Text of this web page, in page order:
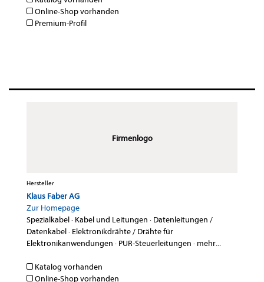
Online-Shop vorhanden
Premium-Profil
Firmenlogo
Hersteller
Klaus Faber AG
Zur Homepage
Spezialkabel· Kabel und Leitungen · Datenleitungen /
Datenkabel· Elektronikdrähte / Drähte für
Elektronikanwendungen · PUR-Steuerleitungen · mehr...
Katalog vorhanden
Online-Shop vorhanden